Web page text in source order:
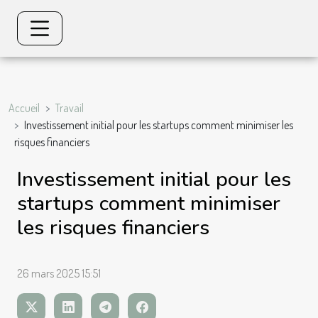
Accueil
Travail
Investissement initial pour les startups comment minimiser les
risques financiers
Investissement initial pour les
startups comment minimiser
les risques financiers
26 mars 2025 15:51